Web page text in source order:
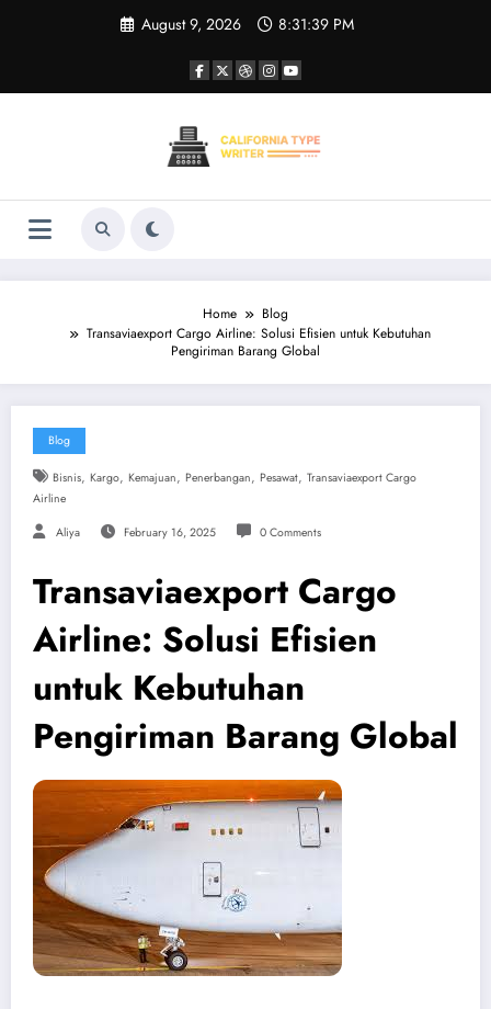
August 9, 2026 8:31:39 PM
Home
Blog
Transaviaexport Cargo Airline: Solusi Efisien untuk Kebutuhan
Pengiriman Barang Global
Blog
Bisnis, Kargo, Kemajuan, Penerbangan, Pesawat, Transaviaexport Cargo
Airline
Aliya February 16, 2025 0 Comments
Transaviaexport Cargo
Airline: Solusi Efisien
untuk Kebutuhan
Pengiriman Barang Global